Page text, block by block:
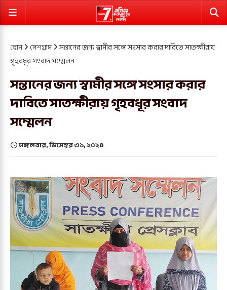
হোম দেশগ্রাম সন্তানের জন্য স্বামীর সঙ্গে সংসার করার দাবিতে সাতক্ষীরায়
গৃহবধূর সংবাদ সম্মেলন
সন্তানের জন্য স্বামীর সঙ্গে সংসার করার
দাবিতে সাতক্ষীরায় গৃহবধূর সংবাদ
সম্মেলন
মঙ্গলবার, ডিসেম্বর ৩১, ২০২৪